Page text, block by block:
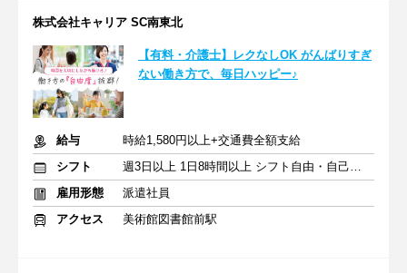
株式会社キャリア SC南東北
【有料・介護士】レクなしOK がんばりすぎ
ない働き方で、毎日ハッピー♪
給与
時給1,580円以上+交通費全額支給
シフト
週3日以上 1日8時間以上 シフト自由・自己申告
雇用形態
派遣社員
アクセス
美術館図書館前駅